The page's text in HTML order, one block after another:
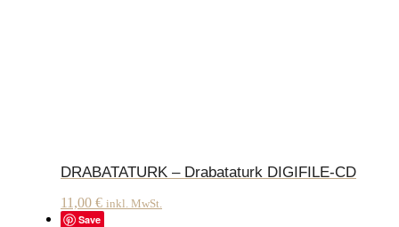
DRABATATURK – Drabataturk DIGIFILE-CD
11,00 € inkl. MwSt.
Save